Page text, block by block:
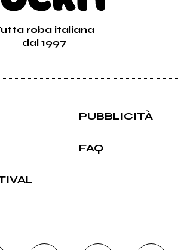
roba italiana
dal 1997
PUBBLICITÀ
FAQ